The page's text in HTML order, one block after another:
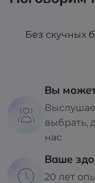
Без скучных
Вы
выбрать,
нас
Ваше
20 лет